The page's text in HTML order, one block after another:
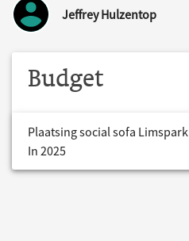
Jeffrey Hulzentop
Budget
Plaatsing social sofa Limspark
In 2025